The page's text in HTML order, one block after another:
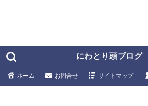
にわとり頭ブログ
ホーム お問合せ サイトマップ